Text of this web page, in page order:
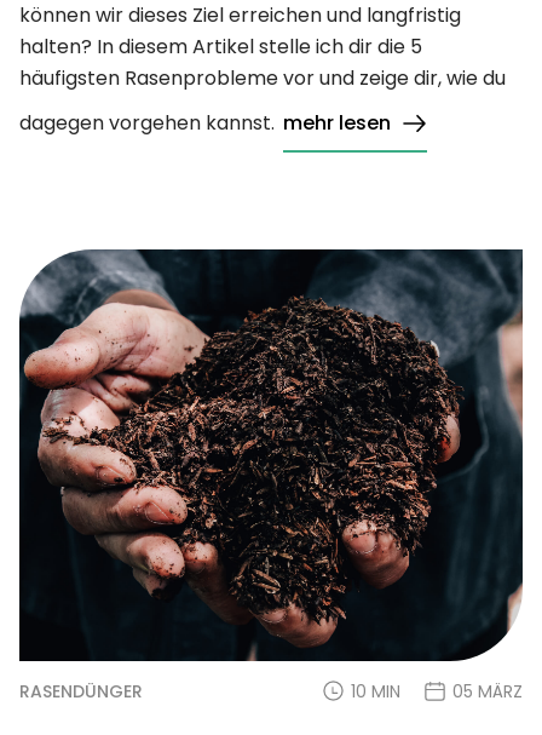
können wir dieses Ziel erreichen und langfristig
halten? In diesem Artikel stelle ich dir die 5
häufigsten Rasenprobleme vor und zeige dir, wie du
dagegen vorgehen kannst. mehr lesen
RASENDÜNGER 10 MIN 05 MÄRZ